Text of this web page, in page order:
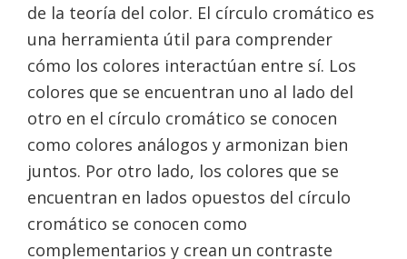
de la teoría del color. El círculo cromático es
una herramienta útil para comprender
cómo los colores interactúan entre sí. Los
colores que se encuentran uno al lado del
otro en el círculo cromático se conocen
como colores análogos y armonizan bien
juntos. Por otro lado, los colores que se
encuentran en lados opuestos del círculo
cromático se conocen como
complementarios y crean un contraste